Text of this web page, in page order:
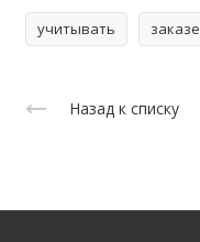
учитывать заказе
Назад к списку